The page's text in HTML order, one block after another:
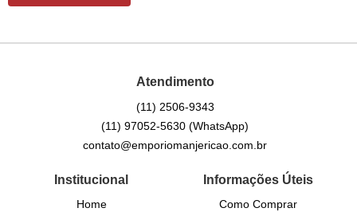
Atendimento
(11) 2506-9343
(11) 97052-5630(WhatsApp)
contato@emporiomanjericao.com.br
Institucional
Home
Informações Úteis
Como Comprar